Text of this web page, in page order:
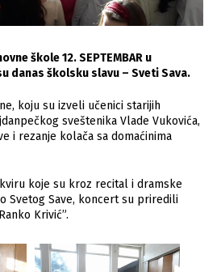
škole 12. SEPTEMBAR u
danas školsku slavu – Sveti Sava.
koju su izveli učenici starijih
sveštenika Vlade Vukovića,
i rezanje kolača sa domaćinima
koje su kroz recital i dramske
Svetog Save, koncert su priredili
Krivić”.